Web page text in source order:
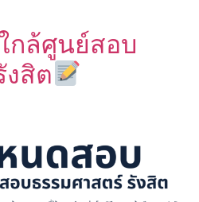
กล้ศูนย์สอบ
งสิต